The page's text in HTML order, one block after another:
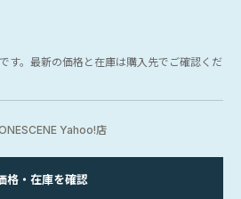
す。最新の価格と在庫は購入先でご確認くだ
Yahoo!店
格・在庫を確認